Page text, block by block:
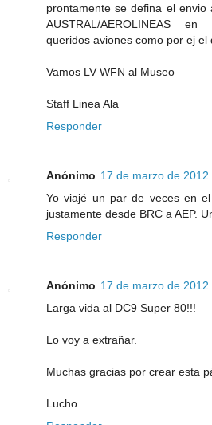
prontamente se defina el envio
AUSTRAL/AEROLINEAS
queridos aviones como por ej el
Vamos LV WFN al Museo
Staff Linea Ala
Responder
Anónimo 17 de marzo de 2012
Yo viajé un par de veces en
justamente desde BRC a AEP.
Responder
Anónimo 17 de marzo de
Larga vida al DC9 Super 80!!!
Lo voy a extrañar.
Muchas gracias por crear esta
Lucho